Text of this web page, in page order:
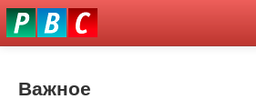
Перейти
к
О нас
Важное